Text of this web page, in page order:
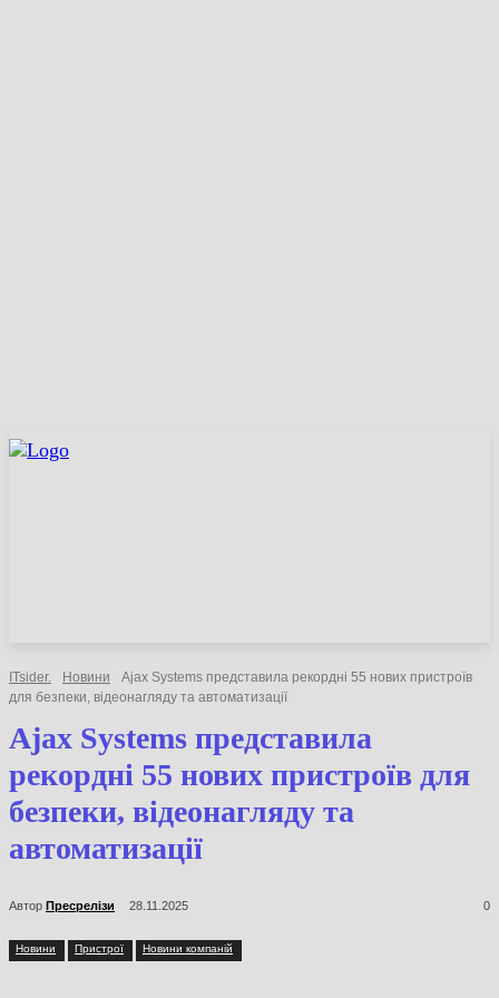
ITsider. Новини
Ajax Systems представила рекордні 55 нових пристроїв
для безпеки, відеонагляду та автоматизації
Ajax Systems представила
рекордні 55 нових пристроїв для
безпеки, відеонагляду та
автоматизації
Автор Пресрелізи 28.11.2025 0
Новини Пристрої Новини компаній